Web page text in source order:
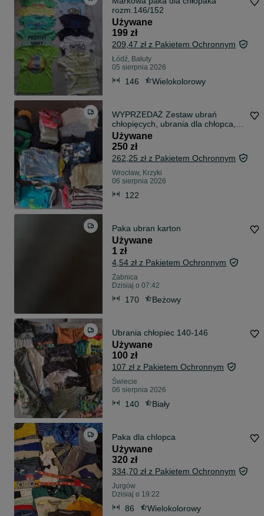
rozm.146/152
Używane
199 zł
209,47 zł z Pakietem Ochronnym
Łódź, Bałuty
05 sierpnia 2026
146 Wielokolorowy
WYPRZEDAŻ Zestaw ubrań
chłopięcych, ubrania dla chłopca,
rozmiar 122, ponad 200 szt.
Używane
250 zł
262,25 zł z Pakietem Ochronnym
Wrocław, Krzyki
06 sierpnia 2026
122
Paka ubran karton
Używane
1 zł
4,54 zł z Pakietem Ochronnym
Żabnica
Dzisiaj o 07:42
170 Beżowy
Ubrania chłopiec 140-146
Używane
100 zł
107 zł z Pakietem Ochronnym
Świecie
06 sierpnia 2026
140 Biały
Paka dla chlopca
Używane
320 zł
334,70 zł z Pakietem Ochronnym
Jurgów
Dzisiaj o 19:22
86 Wielokolorowy